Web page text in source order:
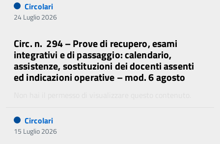
Circolari
24 Luglio 2026
Circ. n. 294 – Prove di recupero, esami
integrativi e di passaggio: calendario,
assistenze, sostituzioni dei docenti assenti
ed indicazioni operative – mod. 6 agosto
Circolari
15 Luglio 2026